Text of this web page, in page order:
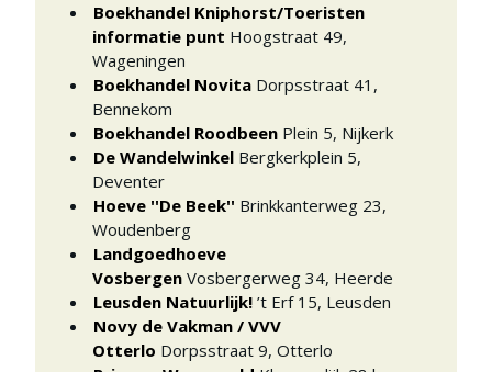
Boekhandel Kniphorst/Toeristen
informatie punt Hoogstraat 49,
Wageningen
Boekhandel Novita Dorpsstraat 41 ,
Bennekom
Boekhandel Roodbeen Plein 5, Nijkerk
De Wandelwinkel Bergkerkplein 5,
Deventer
Hoeve ''De Beek'' Brinkkanterweg 23,
Woudenberg
Landgoedhoeve
Vosbergen Vosbergerweg 34, Heerde
Leusden Natuurlijk! ’t Erf 15, Leusden
Novy de Vakman / VVV
Otterlo Dorpsstraat 9, Otterlo